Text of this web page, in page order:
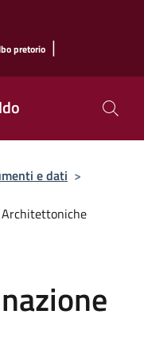
pretorio |
e dati >
Architettoniche